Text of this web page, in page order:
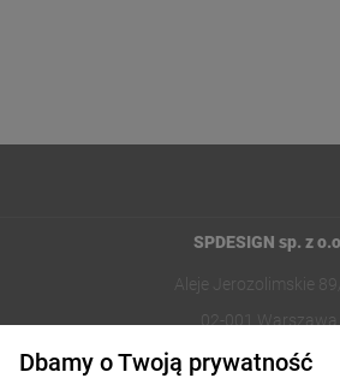
SPDESIGN sp. z
Aleje Jerozolimskie
02-001 Warszawa
Dbamy o Twoją prywatność